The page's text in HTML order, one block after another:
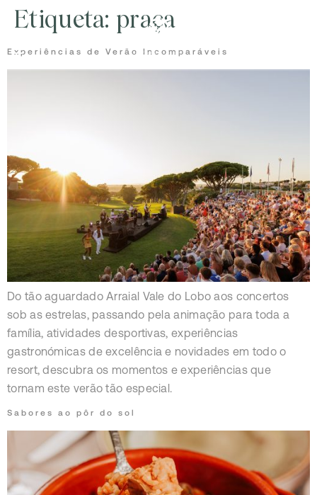
Etiqueta: praça
Experiências de Verão Incomparáveis
Do tão aguardado Arraial Vale do Lobo aos concertos
sob as estrelas, passando pela animação para toda a
família, atividades desportivas, experiências
gastronómicas de excelência e novidades em todo o
resort, descubra os momentos e experiências que
tornam este verão tão especial.
Sabores ao pôr do sol